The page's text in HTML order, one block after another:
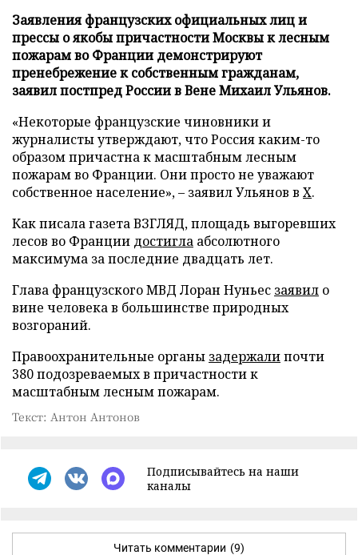
Заявления французских официальных лиц и
прессы о якобы причастности Москвы к лесным
пожарам во Франции демонстрируют
пренебрежение к собственным гражданам,
заявил постпред России в Вене Михаил Ульянов.
«Некоторые французские чиновники и
журналисты утверждают, что Россия каким-то
образом причастна к масштабным лесным
пожарам во Франции. Они просто не уважают
собственное население», – заявил Ульянов в X.
Как писала газета ВЗГЛЯД, площадь выгоревших
лесов во Франции достигла абсолютного
максимума за последние двадцать лет.
Глава французского МВД Лоран Нуньес заявил о
вине человека в большинстве природных
возгораний.
Правоохранительные органы задержалипочти
380 подозреваемых в причастности к
масштабным лесным пожарам.
Текст: Антон Антонов
Подписывайтесь на наши
каналы
Читать комментарии (9)